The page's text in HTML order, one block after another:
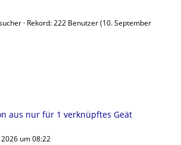
Rekord: 222 Benutzer (10. September
aus nur für 1 verknüpftes Geät
um 08:22